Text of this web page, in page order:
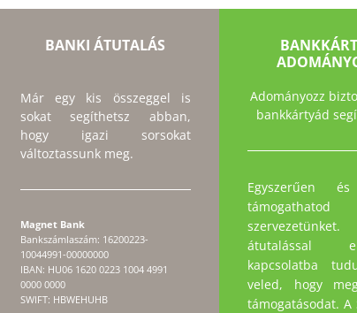
BANKI ÁTUTALÁS
Már egy kis összeggel is
sokat segíthetsz abban,
hogy igazi sorsokat
változtassunk meg.
Magnet Bank
Bankszámlaszám: 16200223-
10044991-00000000
IBAN: HU06 1620 0223 1004 4991
0000 0000
SWIFT: HBWEHUHB
Adományozz
bankkártyád
Egyszerűen
támogathatod
átutalással
kapcsolatba
veled, hogy
támogatásodat. A